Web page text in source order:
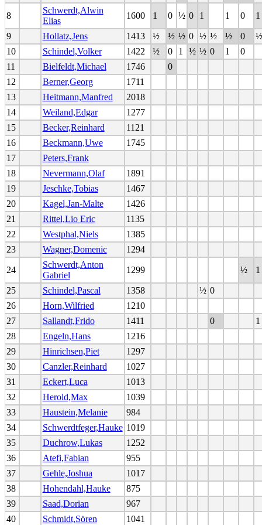
8
Schwerdt,Alwin
Elias
1600 1 0 ½ 0 1 1 0 1
9 Hollatz,Jens 1413 ½ ½ ½ 0 ½ ½ ½ 0
½
10
Schindel,Volker 1422 ½ 0 1 ½ ½ 0 1
0
11
Bielfeldt,Michael 1746
0
12
Berner,Georg
1711
13
Heitmann,Manfred
2018
14
Weiland,Edgar
1277
15
Becker,Reinhard
1121
16
Beckmann,Uwe
1745
17
Peters,Frank
18
Nevermann,Olaf
1891
19
Jeschke,Tobias
1467
20
Kagel,Jan-Malte
1426
21
Rittel,Lio Eric
1135
22
Westphal,Niels
1385
23
Wagner,Domenic 1294
24
Schwerdt,Anton
Gabriel
1299 ½ 1
25 Schindel,Pascal 1358 ½ 0
26
Horn,Wilfried
1210
27
Sallandt,Frido 1411 0
1
28
Engeln,Hans
1216
29
Hinrichsen,Piet
1297
30
Canzler,Reinhard
1027
31
Eckert,Luca
1013
32
Herold,Max
1039
33
Haustein,Melanie
984
34
Schwerdtfeger,Hauke 1019
35
Duchrow,Lukas
1252
36
Atefi,Fabian
955
37
Gehle,Joshua
1017
38
Hohendahl,Hauke
875
39
Saad,Dorian
967
40
Schmidt,Sören
1041